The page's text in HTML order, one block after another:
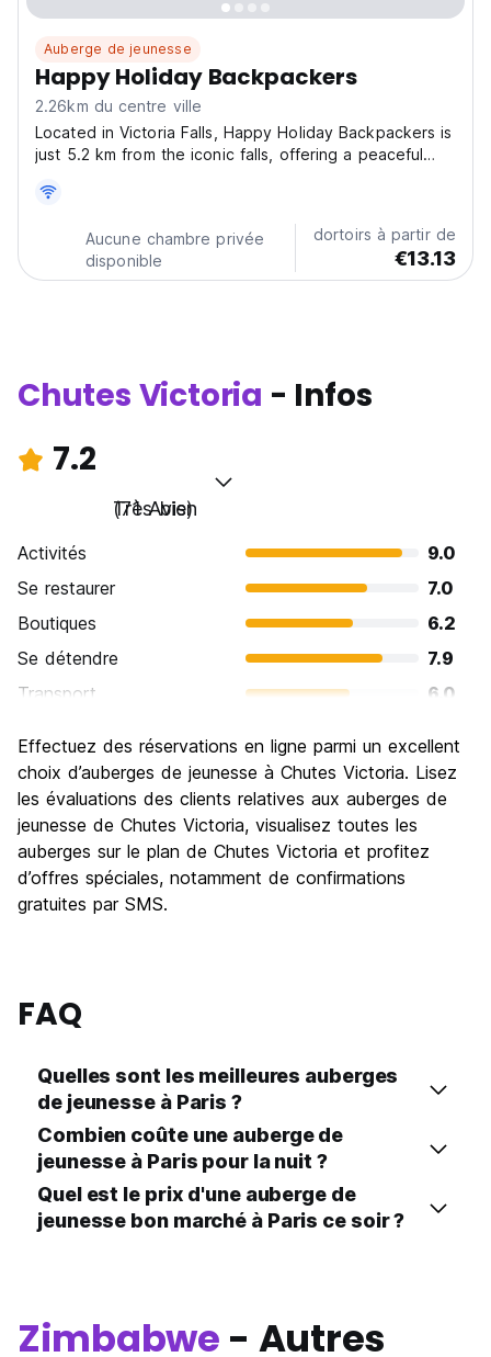
Auberge de jeunesse
Happy Holiday Backpackers
2.26km du centre ville
Located in Victoria Falls, Happy Holiday Backpackers is
just 5.2 km from the iconic falls, offering a peaceful
hostel features non-smoking rooms, free WiFi, air
conditioning, and private bathrooms. Enjoy...
Aucune chambre privée
disponible
dortoirs à partir de
€13.13
Chutes Victoria - Infos
7.2
Très bien
(71 Avis)
Activités
9.0
Se restaurer
7.0
Boutiques
6.2
Se détendre
7.9
Transport
6.0
Culture
6.7
Sortir le soir / faire la fête
6.4
Bonnes affaires
Effectuez des réservations en ligne parmi un excellent
choix d’auberges de jeunesse à Chutes Victoria. Lisez
les évaluations des clients relatives aux auberges de
jeunesse de Chutes Victoria, visualisez toutes les
auberges sur le plan de Chutes Victoria et profitez
d’offres spéciales, notamment de confirmations
gratuites par SMS.
FAQ
Quelles sont les meilleures auberges
de jeunesse à Paris ?
Combien coûte une auberge de
jeunesse à Paris pour la nuit ?
Quel est le prix d'une auberge de
jeunesse bon marché à Paris ce soir ?
Zimbabwe - Autres